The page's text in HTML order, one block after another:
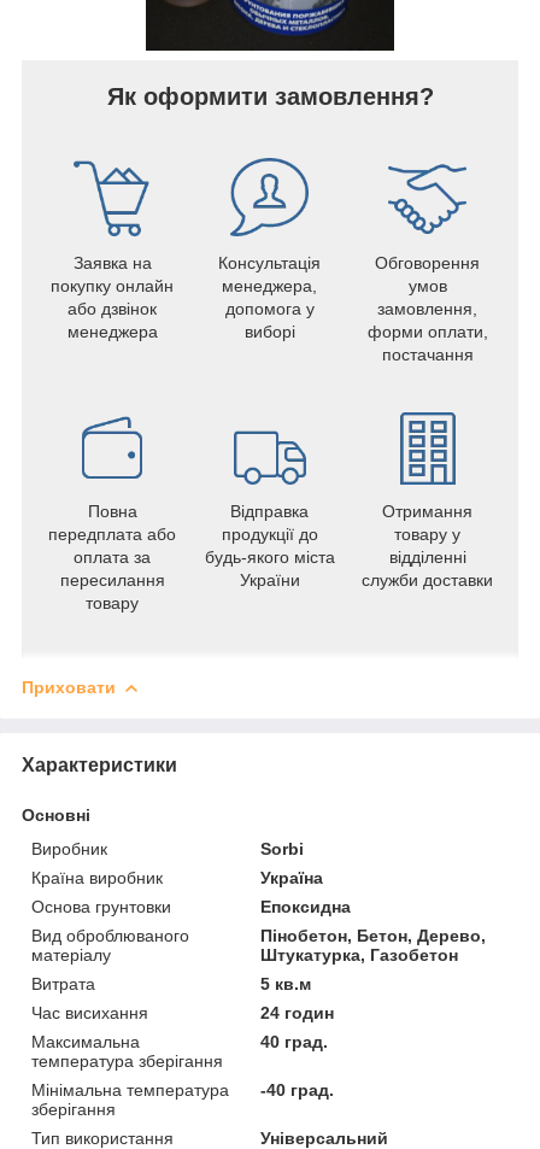
Як оформити замовлення?
Заявка на
покупку онлайн
або дзвінок
менеджера
Консультація
менеджера,
допомога у
виборі
Обговорення
умов
замовлення,
форми оплати,
постачання
Повна
передплата або
оплата за
пересилання
товару
Відправка
продукції до
будь-якого міста
України
Отримання
товару у
відділенні
служби доставки
Приховати
Характеристики
Основні
Виробник
Sorbi
Країна виробник
Україна
Основа грунтовки
Епоксидна
Вид оброблюваного
матеріалу
Пінобетон, Бетон, Дерево,
Штукатурка, Газобетон
Витрата
5 кв.м
Час висихання
24 годин
Максимальна
температура зберігання
40 град.
Мінімальна температура
зберігання
-40 град.
Тип використання
Універсальний